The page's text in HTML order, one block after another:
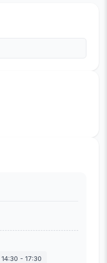
14:30 - 17:30